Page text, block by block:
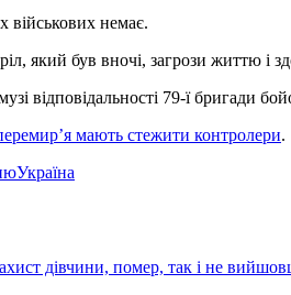
військових немає.
який був вночі, загрози життю
відповідальності 79-ї бригади
мають стежити контролери.
Україна
дівчини, помер, так і не